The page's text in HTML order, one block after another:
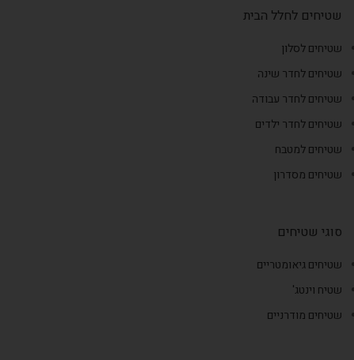
שטיחים לחלל הבית
שטיחים לסלון
שטיחים לחדר שינה
שטיחים לחדר עבודה
שטיחים לחדר ילדים
שטיחים למטבח
שטיחים מסדרון
סוגי שטיחים
שטיחים גיאומטריים
שטיח וינטג'
שטיחים מודרניים